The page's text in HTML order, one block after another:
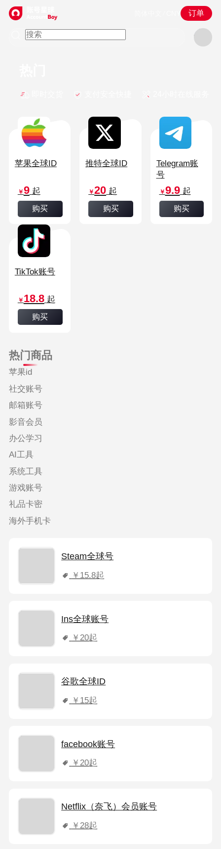
订单
苹果全球ID
￥9起
购买
推特全球ID
￥20 起
购买
Telegram账
号
￥9.9起
购买
TikTok账号
￥ 18.8起
购买
热门商品
苹果id
社交账号
邮箱账号
影音会员
办公学习
AI工具
系统工具
游戏账号
礼品卡密
海外手机卡
Steam全球号
￥15.8起
Ins全球账号
￥20起
谷歌全球ID
￥15起
facebook账号
￥20起
Netflix（奈飞）会员账号
￥28起